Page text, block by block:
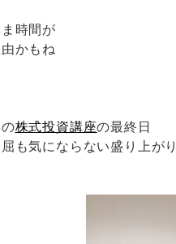
時間が
かもね
株式投資講座の最終日
も気にならない盛り上が